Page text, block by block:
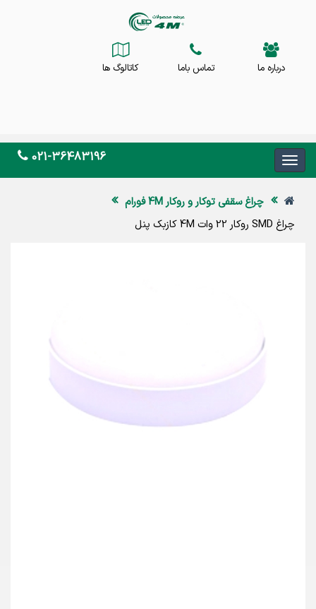
درباره ما تماس باما کاتالوگ ها
021-36483196
چراغ سقفی توکار و روکار 4M فورام
چراغ SMD روکار 22 وات 4M کازبک پنل